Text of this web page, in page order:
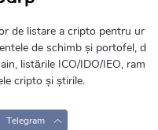
de listare a cripto pentru ur
de schimb și portofel, d
listările ICO/IDO/IEO, ram
cripto și știrile.
Telegram